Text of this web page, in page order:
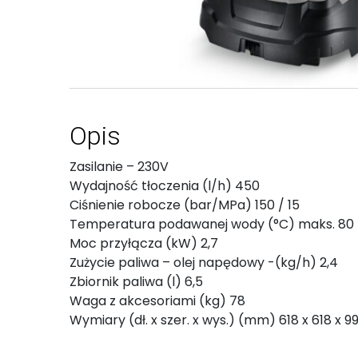
Opis
Zasilanie – 230V
Wydajność tłoczenia (l/h) 450
Ciśnienie robocze (bar/MPa) 150 / 15
Temperatura podawanej wody (°C) maks. 80
Moc przyłącza (kW) 2,7
Zużycie paliwa – olej napędowy -(kg/h) 2,4
Zbiornik paliwa (l) 6,5
Waga z akcesoriami (kg) 78
Wymiary (dł. x szer. x wys.) (mm) 618 x 618 x